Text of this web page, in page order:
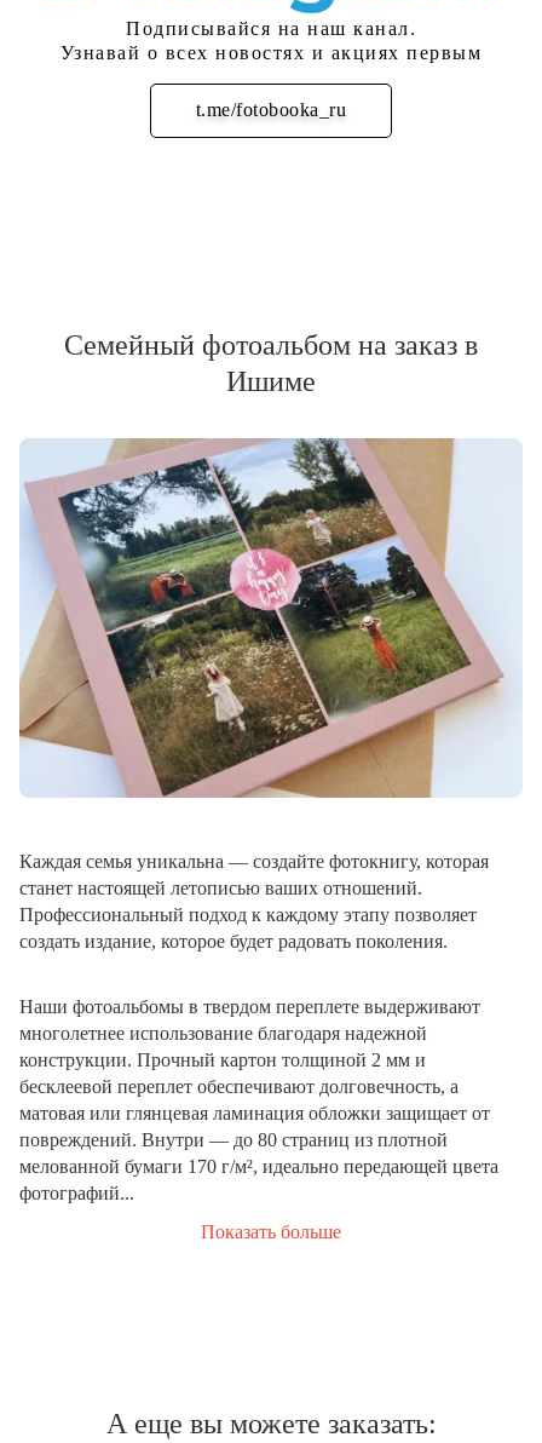
Подписывайся на наш канал.
Узнавай о всех новостях и акциях первым
t.me/fotobooka_ru
Подписаться
Семейный фотоальбом на заказ в
Ишиме
Каждая семья уникальна — создайте фотокнигу, которая
станет настоящей летописью ваших отношений.
Профессиональный подход к каждому этапу позволяет
создать издание, которое будет радовать поколения.
Наши фотоальбомы в твердом переплете выдерживают
многолетнее использование благодаря надежной
конструкции. Прочный картон толщиной 2 мм и
бесклеевой переплет обеспечивают долговечность, а
матовая или глянцевая ламинация обложки защищает от
повреждений. Внутри — до 80 страниц из плотной
мелованной бумаги 170 г/м², идеально передающей цвета
фотографий...
Показать больше
А еще вы можете заказать: